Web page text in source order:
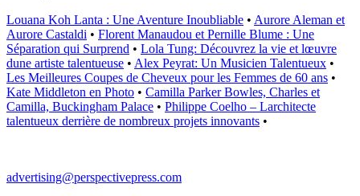
Louana Koh Lanta : Une Aventure Inoubliable • Aurore Aleman et
Aurore Castaldi • Florent Manaudou et Pernille Blume : Une
Séparation qui Surprend • Lola Tung: Découvrez la vie et lœuvre
dune artiste talentueuse • Alex Peyrat: Un Musicien Talentueux •
Les Meilleures Coupes de Cheveux pour les Femmes de 60 ans •
Kate Middleton en Photo • Camilla Parker Bowles, Charles et
Camilla, Buckingham Palace • Philippe Coelho – Larchitecte
talentueux derrière de nombreux projets innovants •
advertising@perspectivepress.com